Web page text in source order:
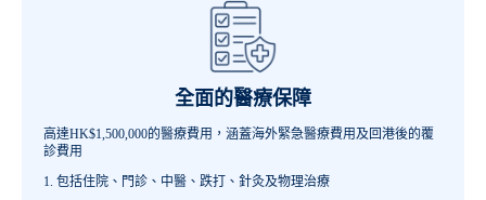
全面的醫療保障
高達HK$1,500,000的醫療費用，涵蓋海外緊急醫療費用及回港後的覆
診費用
包括住院、門診、中醫、跌打、針灸及物理治療